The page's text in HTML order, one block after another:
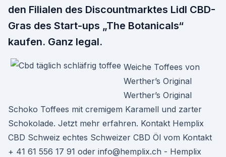
den Filialen des Discountmarktes Lidl CBD-
Gras des Start-ups „The Botanicals“
kaufen. Ganz legal.
Weiche Toffees von
Werther’s Original
Werther’s Original
Schoko Toffees mit cremigem Karamell und zarter
Schokolade. Jetzt mehr erfahren. Kontakt Hemplix
CBD Schweiz echtes Schweizer CBD Öl vom Kontakt
+ 41 61 556 17 91 oder info@hemplix.ch - Hemplix